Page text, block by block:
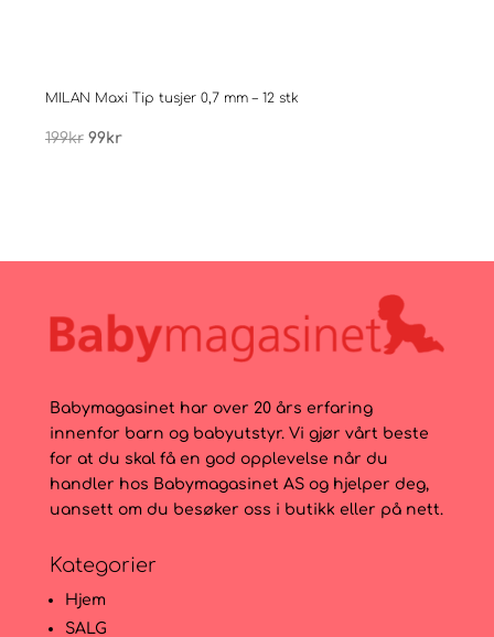
MILAN Maxi Tip tusjer 0,7 mm – 12 stk
199kr Opprinnelig
99krNåværende
Babymagasinet har over 20 års erfaring
innenfor barn og babyutstyr. Vi gjør vårt beste
for at du skal få en god opplevelse når du
handler hos Babymagasinet AS og hjelper deg,
uansett om du besøker oss i butikk eller på nett.
Kategorier
Hjem
SALG